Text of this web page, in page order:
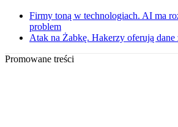
Firmy toną w technologiach. AI ma
problem
Atak na Żabkę. Hakerzy oferują dane
Promowane treści